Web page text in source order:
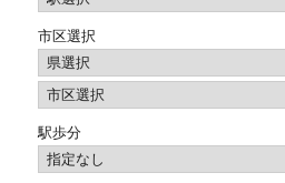
市区選択
駅歩分